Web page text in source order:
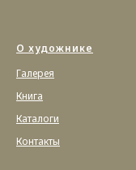
О художнике
Галерея
Книга
Каталоги
Контакты